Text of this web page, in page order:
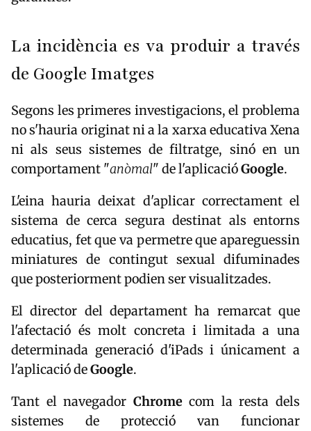
La incidència es va produir a través
de Google Imatges
Segons les primeres investigacions, el problema
no s'hauria originat ni a la xarxa educativa Xena
ni als seus sistemes de filtratge, sinó en un
comportament "anòmal" de l'aplicacióGoogle.
L'eina hauria deixat d'aplicar correctament el
sistema de cerca segura destinat als entorns
educatius, fet que va permetre que apareguessin
miniatures de contingut sexual difuminades
que posteriorment podien ser visualitzades.
El director del departament ha remarcat que
l'afectació és molt concreta i limitada a una
determinada generació d'iPads i únicament a
l'aplicació deGoogle.
Tant el navegador Chromecom la resta dels
sistemes de protecció van funcionar